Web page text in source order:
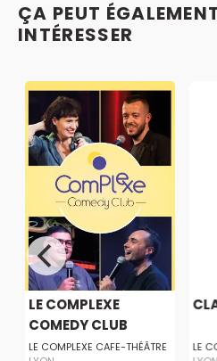
ÇA PEUT
INTÉRESSER
LE COMPLEXE
COMEDY CLUB
LE COMPLEXE CAFE-THÉÂTRE
LE